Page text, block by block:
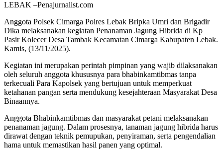
LEBAK –Penajurnalist.com
Anggota Polsek Cimarga Polres Lebak Bripka Umri dan Brigadir
Dika melaksanakan kegiatan Penanaman Jagung Hibrida di Kp
Pasir Kolecer Desa Tambak Kecamatan Cimarga Kabupaten Lebak.
Kamis, (13/11/2025).
Kegiatan ini merupakan perintah pimpinan yang wajib dilaksanakan
oleh seluruh anggota khususnya para bhabinkamtibmas tanpa
terkecuali Para Kapolsek yang bertujuan untuk memperkuat
ketahanan pangan serta mendukung kesejahteraan Masyarakat Desa
Binaannya.
Anggota Bhabinkamtibmas dan masyarakat petani melaksanakan
penanaman jagung. Dalam prosesnya, tanaman jagung hibrida harus
dirawat dengan teknik pemupukan, penyiraman, serta pengendalian
hama untuk memastikan hasil panen yang optimal.